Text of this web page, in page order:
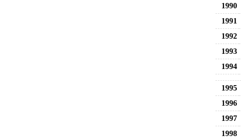
1990
1991
1992
1993
1994
1995
1996
1997
1998